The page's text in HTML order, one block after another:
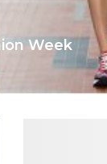
Week